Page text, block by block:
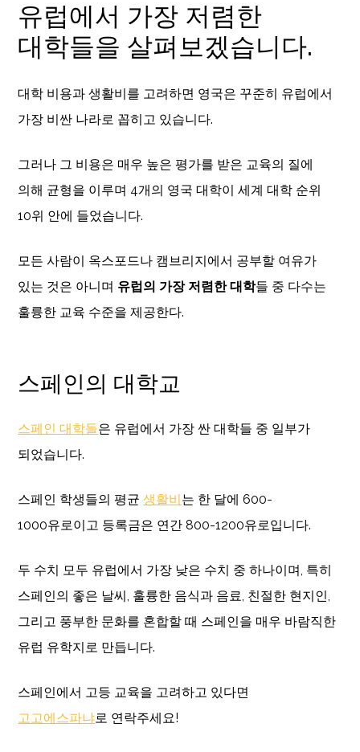
유럽에서 가장 저렴한
대학들을 살펴보겠습니다.
대학 비용과 생활비를 고려하면 영국은 꾸준히 유럽에서
가장 비싼 나라로 꼽히고 있습니다.
그러나 그 비용은 매우 높은 평가를 받은 교육의 질에
의해 균형을 이루며 4개의 영국 대학이 세계 대학 순위
10위 안에 들었습니다.
모든 사람이 옥스포드나 캠브리지에서 공부할 여유가
있는 것은 아니며 유럽의 가장 저렴한 대학들 중 다수는
훌륭한 교육 수준을 제공한다.
스페인의 대학교
스페인 대학들은 유럽에서 가장 싼 대학들 중 일부가
되었습니다.
스페인 학생들의 평균생활비 는 한 달에 600-
1000유로이고 등록금은 연간 800-1200유로입니다.
두 수치 모두 유럽에서 가장 낮은 수치 중 하나이며, 특히
스페인의 좋은 날씨, 훌륭한 음식과 음료, 친절한 현지인,
그리고 풍부한 문화를 혼합할 때 스페인을 매우 바람직한
유럽 유학지로 만듭니다.
스페인에서 고등 교육을 고려하고 있다면
고고에스파냐로 연락주세요!